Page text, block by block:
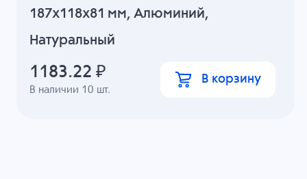
187x118x81 мм, Алюминий,
Натуральный
В наличии 10 шт.
1183.22 ₽ В корзину